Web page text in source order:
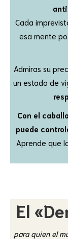
Cada
esa mente
Admiras su
un estado de
Con el
puede
Aprende que
El
para quien el